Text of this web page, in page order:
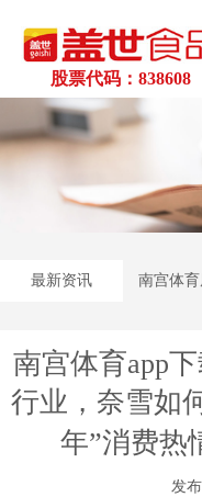
股票代码：838608
最新资讯 南宫体
南宫体育app
行业，奈雪如
年”消费热
发